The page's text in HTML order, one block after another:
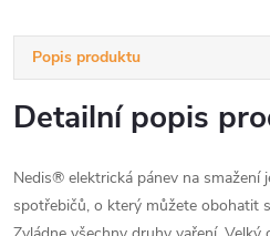
Popis produktu
Detailní popis
Nedis® elektrická pánev na smažení
spotřebičů, o který můžete obohatit